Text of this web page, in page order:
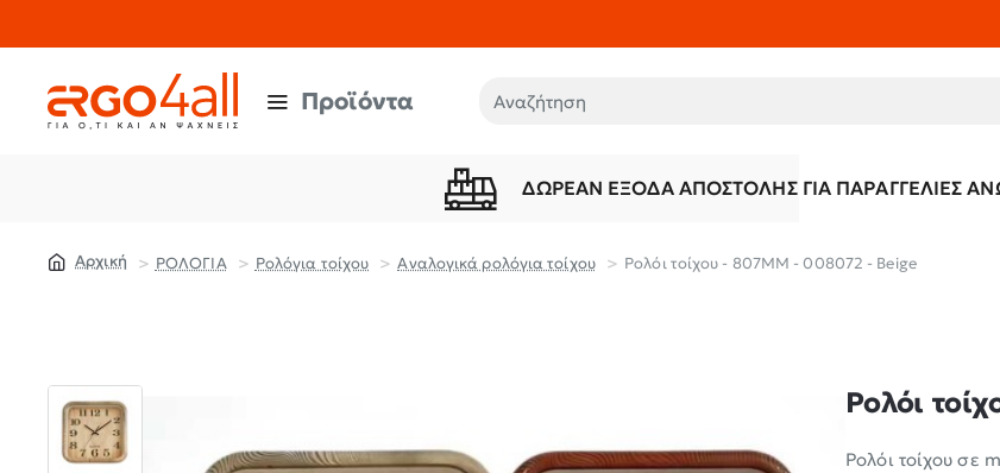
Προϊόντα Αναζήτηση
ΔΩΡΕΆΝ ΈΞΟΔΑ ΑΠΟΣΤΟΛΉΣ ΓΙΑ ΠΑΡΑΓΓΕΛΊΕΣ
ΡΟΛΟΓΙΑ Ρολόγια τοίχου Αναλογικά ρολόγια τοίχου Ρολόι τοίχου - 807MM - 008072 - Beige
Ρολόι
Ρολόι τοίχου σε